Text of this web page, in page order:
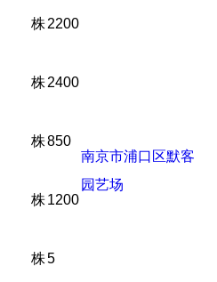
株2200
株2400
株850
南京市浦口区默客
园艺场
株1200
株5